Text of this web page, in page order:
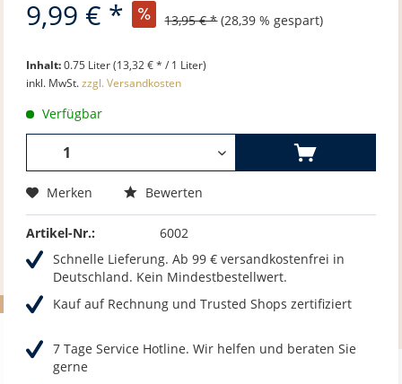
9,99 € * 13,95 € * (28,39 % gespart)
Inhalt:0.75 Liter (13,32 € * / 1 Liter)
inkl. MwSt.zzgl. Versandkosten
Verfügbar
Merken Bewerten
Artikel-Nr.:
6002
Schnelle Lieferung. Ab 99 € versandkostenfrei in
Deutschland. Kein Mindestbestellwert.
Kauf auf Rechnung und Trusted Shops zertifiziert
7 Tage Service Hotline. Wir helfen und beraten Sie
gerne